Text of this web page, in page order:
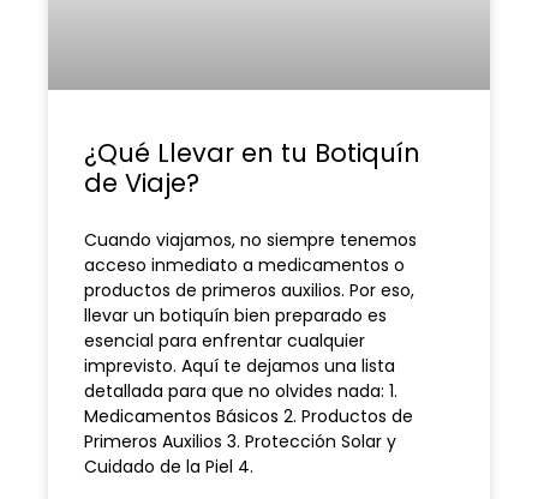
¿Qué Llevar en tu Botiquín
de Viaje?
Cuando viajamos, no siempre tenemos
acceso inmediato a medicamentos o
productos de primeros auxilios. Por eso,
llevar un botiquín bien preparado es
esencial para enfrentar cualquier
imprevisto. Aquí te dejamos una lista
detallada para que no olvides nada: 1.
Medicamentos Básicos 2. Productos de
Primeros Auxilios 3. Protección Solar y
Cuidado de la Piel 4.